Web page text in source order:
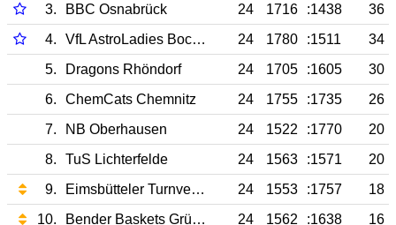
3.
BBC Osnabrück 24 1716 :1438
36
4.
VfL AstroLadies Bochum 24 1780 :1511
34
5.
Dragons Rhöndorf 24 1705 :1605
30
6.
ChemCats Chemnitz 24 1755 :1735
26
7.
NB Oberhausen 24 1522 :1770
20
8.
TuS Lichterfelde 24 1563 :1571
20
9.
Eimsbütteler Turnverband 24 1553 :1757
18
10.
Bender Baskets Grünberg 24 1562 :1638
16